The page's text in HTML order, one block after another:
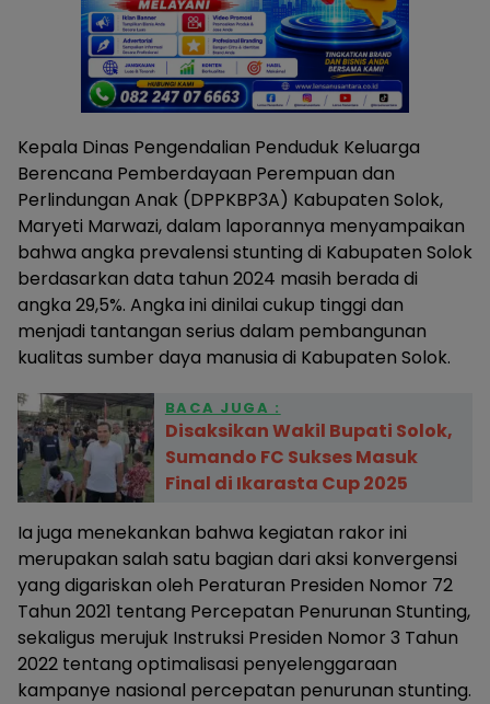
Kepala Dinas Pengendalian Penduduk Keluarga
Berencana Pemberdayaan Perempuan dan
Perlindungan Anak (DPPKBP3A) Kabupaten Solok,
Maryeti Marwazi, dalam laporannya menyampaikan
bahwa angka prevalensi stunting di Kabupaten Solok
berdasarkan data tahun 2024 masih berada di
angka 29,5%. Angka ini dinilai cukup tinggi dan
menjadi tantangan serius dalam pembangunan
kualitas sumber daya manusia di Kabupaten Solok.
BACA JUGA :
Disaksikan Wakil Bupati Solok,
Sumando FC Sukses Masuk
Final di Ikarasta Cup 2025
Ia juga menekankan bahwa kegiatan rakor ini
merupakan salah satu bagian dari aksi konvergensi
yang digariskan oleh Peraturan Presiden Nomor 72
Tahun 2021 tentang Percepatan Penurunan Stunting,
sekaligus merujuk Instruksi Presiden Nomor 3 Tahun
2022 tentang optimalisasi penyelenggaraan
kampanye nasional percepatan penurunan stunting.